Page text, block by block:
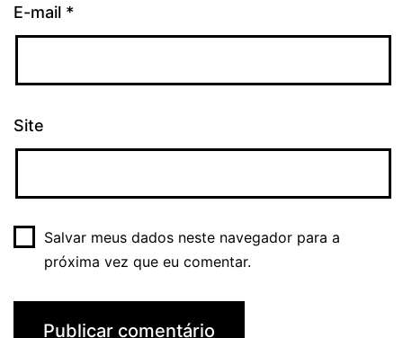
E-mail *
Site
Salvar meus dados neste navegador para a
próxima vez que eu comentar.